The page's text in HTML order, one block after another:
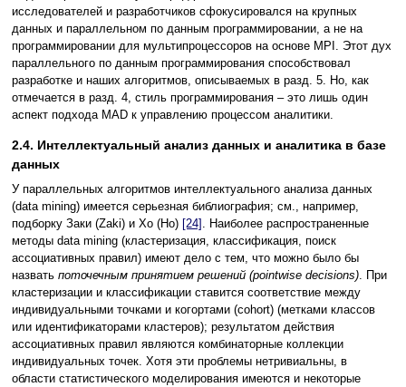
исследователей и разработчиков сфокусировался на крупных
данных и параллельном по данным программировании, а не на
программировании для мультипроцессоров на основе MPI. Этот дух
параллельного по данным программирования способствовал
разработке и наших алгоритмов, описываемых в разд. 5. Но, как
отмечается в разд. 4, стиль программирования – это лишь один
аспект подхода MAD к управлению процессом аналитики.
2.4. Интеллектуальный анализ данных и аналитика в базе
данных
У параллельных алгоритмов интеллектуального анализа данных
(data mining) имеется серьезная библиография; см., например,
подборку Заки (Zaki) и Хо (Ho) [24] . Наиболее распространенные
методы data mining (кластеризация, классификация, поиск
ассоциативных правил) имеют дело с тем, что можно было бы
назвать поточечным принятием решений (pointwise decisions). При
кластеризации и классификации ставится соответствие между
индивидуальными точками и когортами (cohort) (метками классов
или идентификаторами кластеров); результатом действия
ассоциативных правил являются комбинаторные коллекции
индивидуальных точек. Хотя эти проблемы нетривиальны, в
области статистического моделирования имеются и некоторые